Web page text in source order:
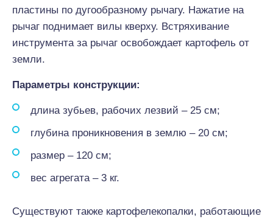
пластины по дугообразному рычагу. Нажатие на
рычаг поднимает вилы кверху. Встряхивание
инструмента за рычаг освобождает картофель от
земли.
Параметры конструкции:
длина зубьев, рабочих лезвий – 25 см;
глубина проникновения в землю – 20 см;
размер – 120 см;
вес агрегата – 3 кг.
Существуют также картофелекопалки, работающие